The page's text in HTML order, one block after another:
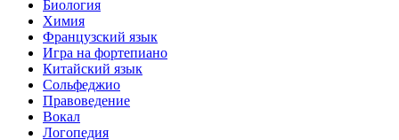
Биология
Химия
Французский язык
Игра на фортепиано
Китайский язык
Сольфеджио
Правоведение
Вокал
Логопедия